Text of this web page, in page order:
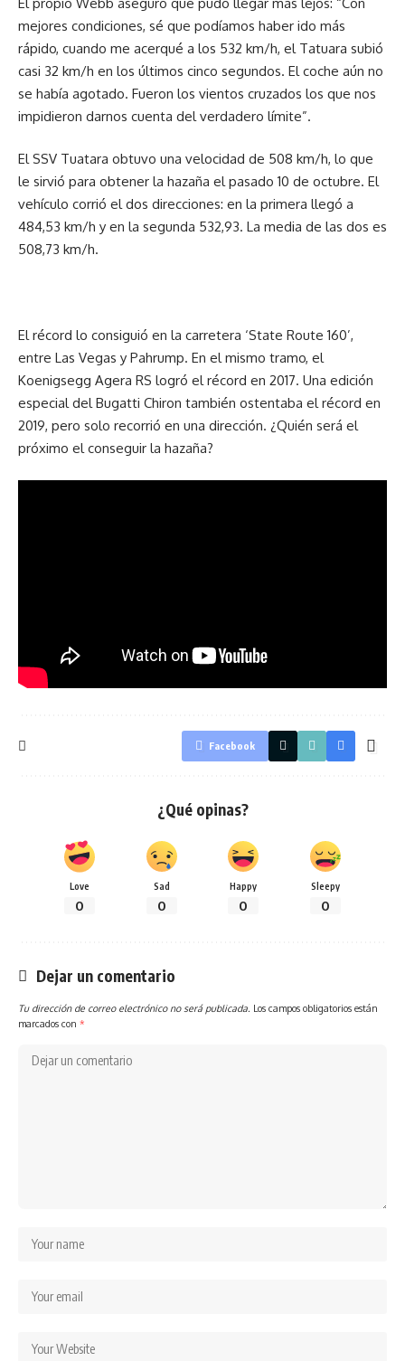
mejores condiciones, sé que podíamos haber ido más
rápido, cuando me acerqué a los 532 km/h, el Tatuara subió
casi 32 km/h en los últimos cinco segundos. El coche aún no
se había agotado. Fueron los vientos cruzados los que nos
impidieron darnos cuenta del verdadero límite”.
El SSV Tuatara obtuvo una velocidad de 508 km/h, lo que
le sirvió para obtener la hazaña el pasado 10 de octubre. El
vehículo corrió el dos direcciones: en la primera llegó a
484,53 km/h y en la segunda 532,93. La media de las dos es
508,73 km/h.
El récord lo consiguió en la carretera ‘State Route 160’,
entre Las Vegas y Pahrump. En el mismo tramo, el
Koenigsegg Agera RS logró el récord en 2017. Una edición
especial del Bugatti Chiron también ostentaba el récord en
2019, pero solo recorrió en una dirección. ¿Quién será el
próximo el conseguir la hazaña?
Facebook
¿Qué opinas?
Love
0
Sad
0
Happy
0
Sleepy
0
Dejar un comentario
Tu dirección de correo electrónico no será publicada. Los campos obligatorios están
marcados con *